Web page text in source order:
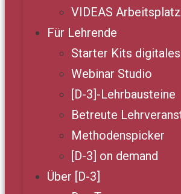
VIDEAS Arbeitsplatz
Für Lehrende
Starter Kits
Webinar Studio
[D-3]-Lehrbausteine
Betreute
Methodenspicker
[D-3] on demand
Über [D-3]